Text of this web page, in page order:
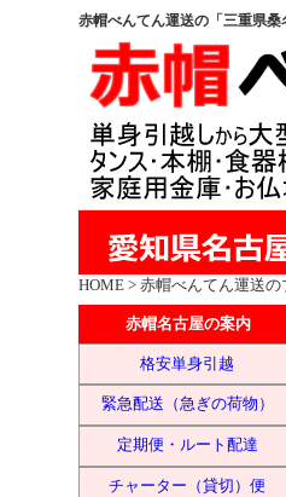
赤帽べんてん運送の「三重県
HOME > 赤帽べんてん運送
赤帽名古屋の案内
格安単身引越
緊急配送（急ぎの荷物）
定期便・ルート配達
チャーター（貸切）便